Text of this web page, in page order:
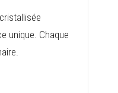
unique. Chaque